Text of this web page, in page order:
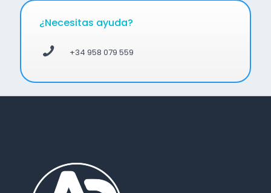
¿Necesitas ayuda?
+34 958 079 559